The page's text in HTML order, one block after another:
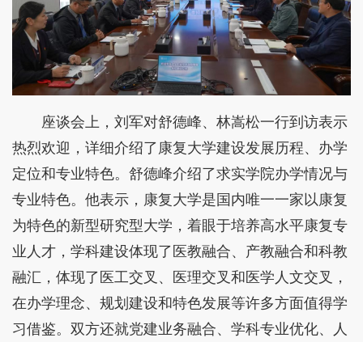
座谈会上，刘军对舒德峰、林嵩松一行到访表示
热烈欢迎，详细介绍了康复大学建设发展历程、办学
定位和专业特色。舒德峰介绍了求实学院办学情况与
专业特色。他表示，康复大学是国内唯一一家以康复
为特色的新型研究型大学，着眼于培养高水平康复专
业人才，学科建设体现了医教融合、产教融合和科教
融汇，体现了医工交叉、医理交叉和医学人文交叉，
在办学理念、规划建设和特色发展等许多方面值得学
习借鉴。双方还就党建业务融合、学科专业优化、人